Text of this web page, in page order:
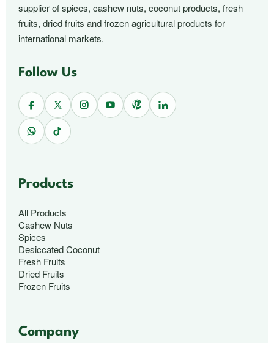
supplier of spices, cashew nuts, coconut products, fresh
fruits, dried fruits and frozen agricultural products for
international markets.
Follow Us
Products
All Products
Cashew Nuts
Spices
Desiccated Coconut
Fresh Fruits
Dried Fruits
Frozen Fruits
Company